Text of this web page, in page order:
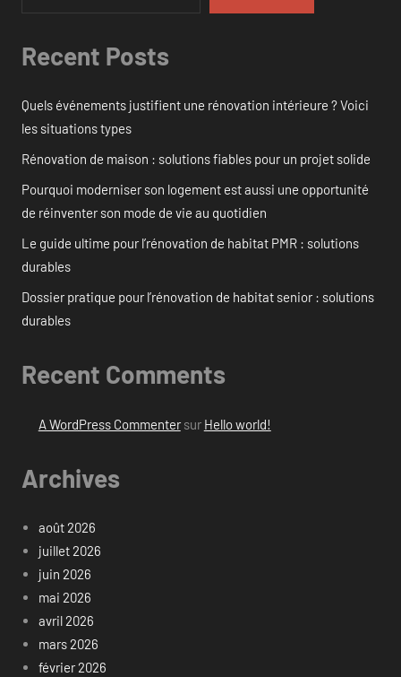
Recent Posts
Quels événements justifient une rénovation intérieure ? Voici
les situations types
Rénovation de maison : solutions fiables pour un projet solide
Pourquoi moderniser son logement est aussi une opportunité
de réinventer son mode de vie au quotidien
Le guide ultime pour l’rénovation de habitat PMR : solutions
durables
Dossier pratique pour l’rénovation de habitat senior : solutions
durables
Recent Comments
A WordPress Commentersur Hello world!
Archives
août 2026
juillet 2026
juin 2026
mai 2026
avril 2026
mars 2026
février 2026